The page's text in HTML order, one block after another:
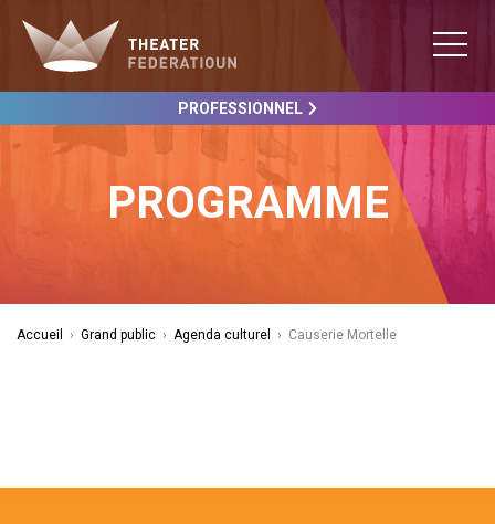
PROFESSIONNEL
PROGRAMME
Accueil › Grand public › Agenda culturel › Causerie Mortelle